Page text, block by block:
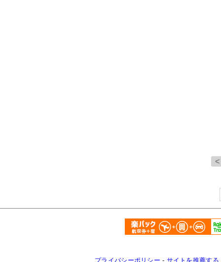
プライバシーポリシー - サイトを推薦する